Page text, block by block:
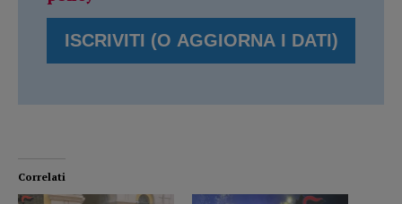
Correlati